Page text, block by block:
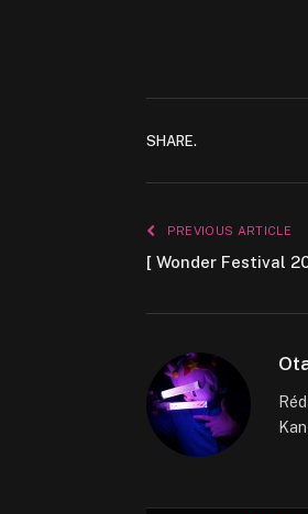
SHARE.
PREVIOUS ARTICLE
[ Wonder Festival